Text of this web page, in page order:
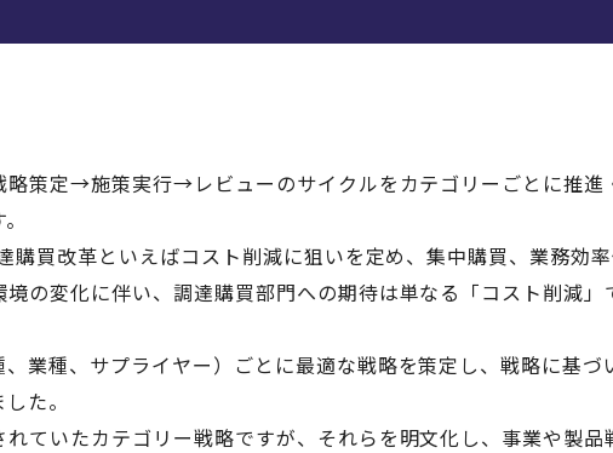
策定→施策実行→レビューのサイクルをカテゴリーごとに推進
購買改革といえばコスト削減に狙いを定め、集中購買、業務効
の変化に伴い、調達購買部門への期待は単なる「コスト削減
業種、サプライヤー）ごとに最適な戦略を策定し、戦略に基
た。
ていたカテゴリー戦略ですが、それらを明文化し、事業や製